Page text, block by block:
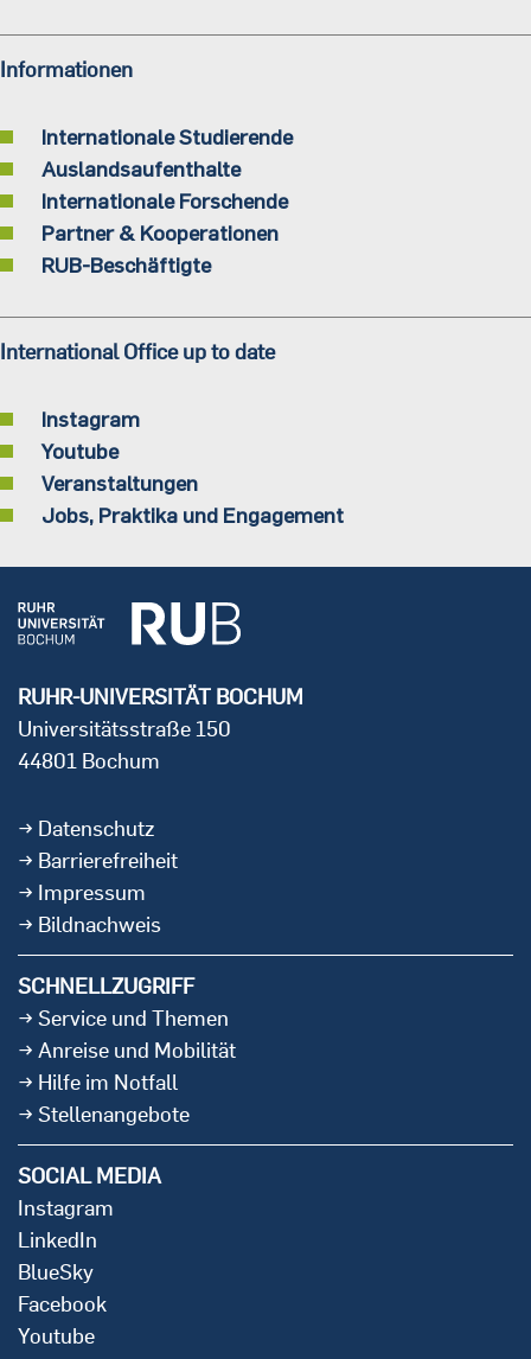
Informationen
Internationale Studierende
Auslandsaufenthalte
Internationale Forschende
Partner & Kooperationen
RUB-Beschäftigte
International Office up to date
Instagram
Youtube
Veranstaltungen
Jobs, Praktika und Engagement
RUHR-UNIVERSITÄT BOCHUM
Universitätsstraße 150
44801 Bochum
Datenschutz
Barrierefreiheit
Impressum
Bildnachweis
SCHNELLZUGRIFF
Service und Themen
Anreise und Mobilität
Hilfe im Notfall
Stellenangebote
SOCIAL MEDIA
Instagram
LinkedIn
BlueSky
Facebook
Youtube